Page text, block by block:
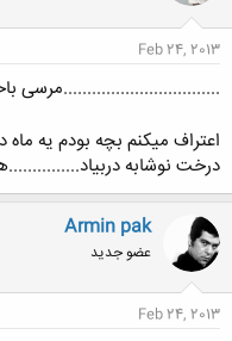
Feb 24, 2013
.................................مرسی
اعتراف میکنم بچه بودم یه
درخت نوشابه
Armin pak
عضو جدید
Feb 24, 2013